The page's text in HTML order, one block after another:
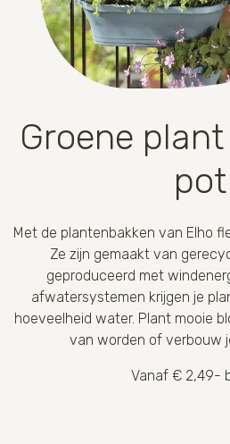
Groene
pot
Met de plantenbakken van Elho
Ze zijn gemaakt van
geproduceerd met
afwatersystemen krijgen je
hoeveelheid water. Plant mooie
van worden of verbouw
Vanaf € 2,49-